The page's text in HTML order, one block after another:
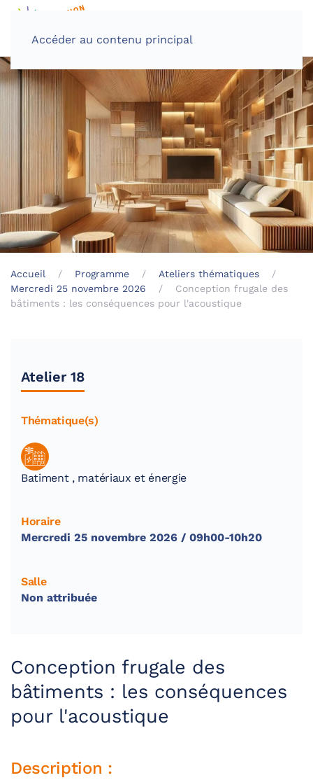
Accéder au contenu principal
Accueil Programme
Ateliers thématiques
Mercredi 25 novembre 2026
Conception frugale des
bâtiments : les conséquences pour l'acoustique
Atelier 18
Thématique(s)
Batiment , matériaux et énergie
Horaire
Mercredi 25 novembre 2026 / 09h00-10h20
Salle
Non attribuée
Conception frugale des
bâtiments : les conséquences
pour l'acoustique
Description :